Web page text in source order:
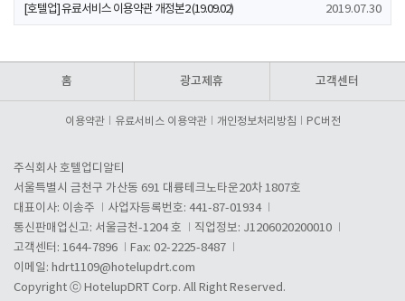
[호텔업] 유료서비스 이용약관 개정본2 (19.09.02) 2019.07.30
홈 광고제휴 고객센터
이용약관 유료서비스 이용약관 개인정보처리방침 PC버전
주식회사 호텔업디알티
서울특별시 금천구 가산동 691 대륭테크노타운20차 1807호
대표이사: 이송주
사업자등록번호: 441-87-01934
통신판매업신고: 서울금천-1204 호
직업정보: J1206020200010
고객센터: 1644-7896
Fax: 02-2225-8487
이메일: hdrt1109@hotelupdrt.com
Copyright ⓒ HotelupDRT Corp. All Right Reserved.